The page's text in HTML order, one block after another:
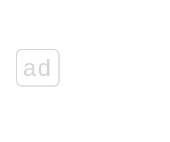
ad